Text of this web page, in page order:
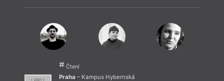
= 2021 =
Čtení
Praha – Kampus Hybernská